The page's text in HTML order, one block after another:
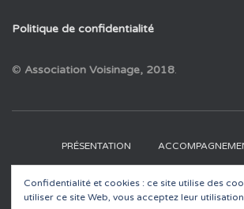
Politique de confidentialité
© Association Voisinage, 2018.
PRÉSENTATION
RECYCLERIES EDUCATION À
Confidentialité et cookies : ce site utilise des
utiliser ce site Web, vous acceptez leur